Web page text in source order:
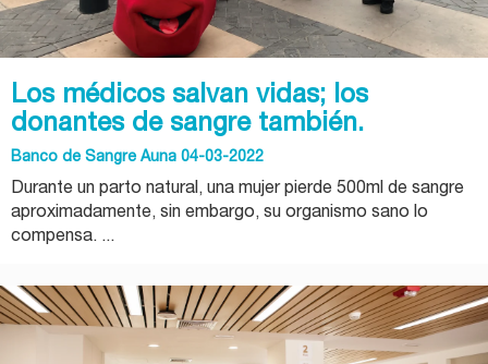
Los médicos salvan vidas; los
donantes de sangre también.
Banco de Sangre Auna 04-03-2022
Durante un parto natural, una mujer pierde 500ml de sangre
aproximadamente, sin embargo, su organismo sano lo
compensa. ...